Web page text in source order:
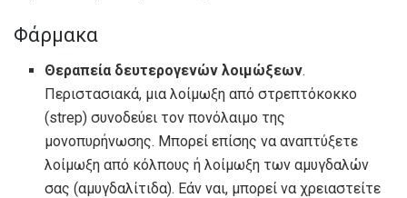
Φάρμακα
Θεραπεία δευτερογενών λοιμώξεων.
Περιστασιακά, μια λοίμωξη από στρεπτόκοκκο
(strep) συνοδεύει τον πονόλαιμο της
μονοπυρήνωσης. Μπορεί επίσης να αναπτύξετε
λοίμωξη από κόλπους ή λοίμωξη των αμυγδαλών
σας (αμυγδαλίτιδα). Εάν ναι, μπορεί να χρειαστείτε